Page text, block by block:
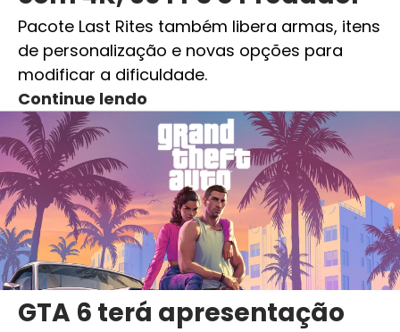
Pacote Last Rites também libera armas, itens
de personalização e novas opções para
modificar a dificuldade.
Continue lendo
GTA 6 terá apresentação